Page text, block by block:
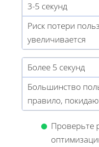
3-5 секунд
Риск потери
увеличивается
Более 5 секунд
Большинство
правило,
Проверьте